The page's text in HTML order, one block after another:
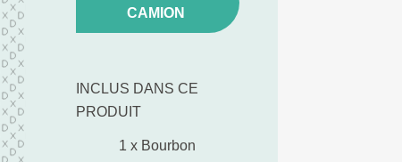
CAMION
INCLUS DANS CE
PRODUIT
1 x Bourbon